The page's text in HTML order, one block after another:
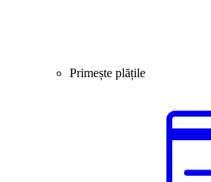
Primește plățile